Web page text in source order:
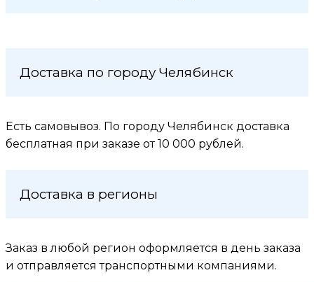
Доставка по городу Челябинск
Есть самовывоз. По городу Челябинск доставка
бесплатная при заказе от 10 000 рублей.
Доставка в регионы
Заказ в любой регион оформляется в день заказа
и отправляется транспортными компаниями.